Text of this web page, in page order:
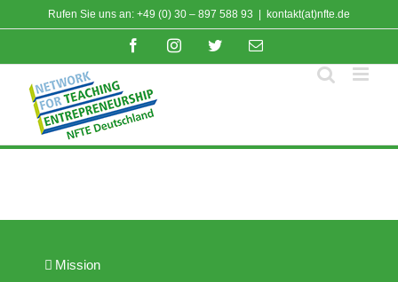
Inhalt
Rufen Sie uns an: +49 (0) 30 – 897 588 93 kontakt(at)nfte.de
FacebookInstagramTwitterE-
Mission